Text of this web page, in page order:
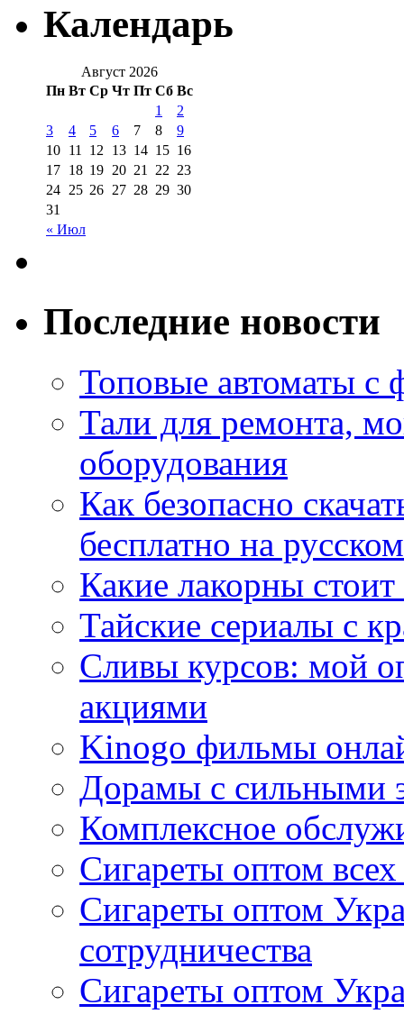
Календарь
Август 2026
Пн Вт Ср Чт Пт Сб Вс
« Июл
1
2
3
4 5 6 7 8
9
10 11 12 13 14 15 16
17 18 19 20 21 22 23
24 25 26 27 28 29 30
31
Последние новости
Топовые автоматы с
Тали для ремонта,
оборудования
Как безопасно
бесплатно на
Какие лакорны
Тайские сериалы с
Сливы курсов: мой
акциями
Kinogo фильмы
Дорамы с сильными
Комплексное
Сигареты оптом
Сигареты оптом
сотрудничества
Сигареты оптом